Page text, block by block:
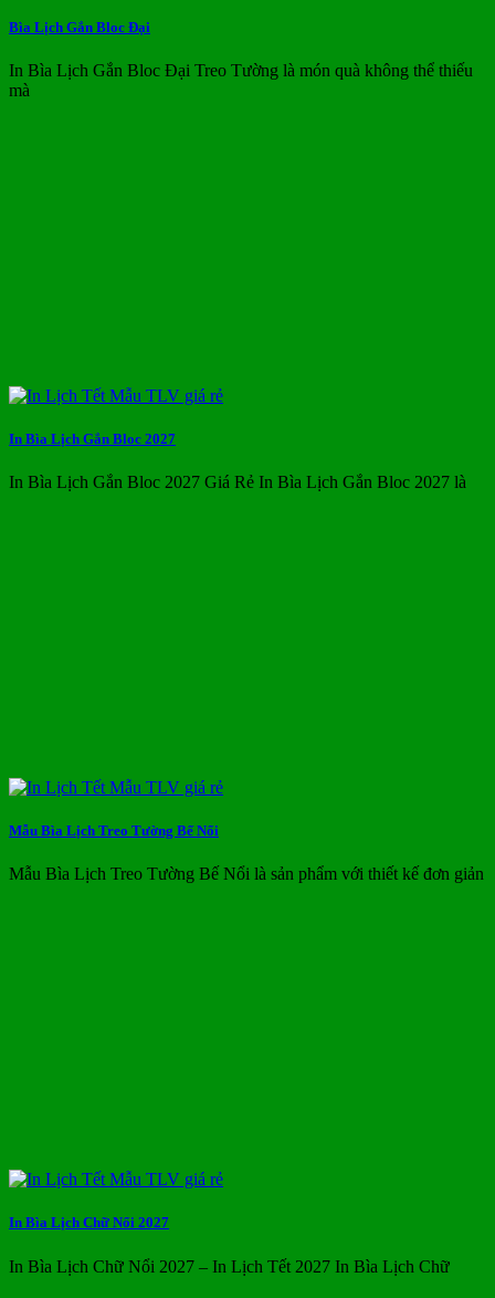
Bìa Lịch Gắn Bloc Đại
In Bìa Lịch Gắn Bloc Đại Treo Tường là món quà không thể thiếu
mà
In Bìa Lịch Gắn Bloc 2027
In Bìa Lịch Gắn Bloc 2027 Giá Rẻ In Bìa Lịch Gắn Bloc 2027 là
Mẫu Bìa Lịch Treo Tường Bế Nổi
Mẫu Bìa Lịch Treo Tường Bế Nổi là sản phẩm với thiết kế đơn giản
In Bìa Lịch Chữ Nổi 2027
In Bìa Lịch Chữ Nổi 2027 – In Lịch Tết 2027 In Bìa Lịch Chữ